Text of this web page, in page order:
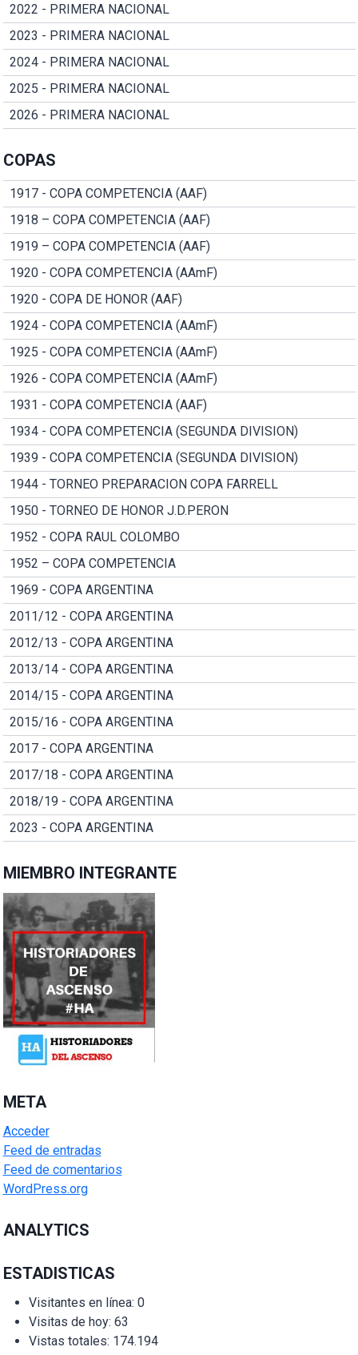
2022 - PRIMERA NACIONAL
2023 - PRIMERA NACIONAL
2024 - PRIMERA NACIONAL
2025 - PRIMERA NACIONAL
2026 - PRIMERA NACIONAL
COPAS
1917 - COPA COMPETENCIA (AAF)
1918 – COPA COMPETENCIA (AAF)
1919 – COPA COMPETENCIA (AAF)
1920 - COPA COMPETENCIA (AAmF)
1920 - COPA DE HONOR (AAF)
1924 - COPA COMPETENCIA (AAmF)
1925 - COPA COMPETENCIA (AAmF)
1926 - COPA COMPETENCIA (AAmF)
1931 - COPA COMPETENCIA (AAF)
1934 - COPA COMPETENCIA (SEGUNDA DIVISION)
1939 - COPA COMPETENCIA (SEGUNDA DIVISION)
1944 - TORNEO PREPARACION COPA FARRELL
1950 - TORNEO DE HONOR J.D.PERON
1952 - COPA RAUL COLOMBO
1952 – COPA COMPETENCIA
1969 - COPA ARGENTINA
2011/12 - COPA ARGENTINA
2012/13 - COPA ARGENTINA
2013/14 - COPA ARGENTINA
2014/15 - COPA ARGENTINA
2015/16 - COPA ARGENTINA
2017 - COPA ARGENTINA
2017/18 - COPA ARGENTINA
2018/19 - COPA ARGENTINA
2023 - COPA ARGENTINA
MIEMBRO INTEGRANTE
META
Acceder
Feed de entradas
Feed de comentarios
WordPress.org
ANALYTICS
ESTADISTICAS
Visitantes en línea: 0
Visitas de hoy: 63
Vistas totales: 174.194